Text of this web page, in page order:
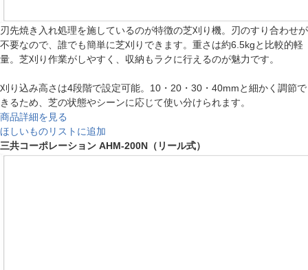
刃先焼き入れ処理を施しているのが特徴の芝刈り機。刃のすり合わせが
不要なので、誰でも簡単に芝刈りできます。重さは約6.5kgと比較的軽
量。芝刈り作業がしやすく、収納もラクに行えるのが魅力です。
刈り込み高さは4段階で設定可能。10・20・30・40mmと細かく調節で
きるため、芝の状態やシーンに応じて使い分けられます。
商品詳細を見る
ほしいものリストに追加
三共コーポレーション AHM-200N（リール式）